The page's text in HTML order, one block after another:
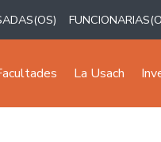
La Usach